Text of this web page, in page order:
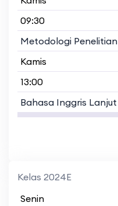
09:30
Metodologi Penelitian
Kamis
13:00
Bahasa Inggris Lanjut
Kelas 2024E
Senin